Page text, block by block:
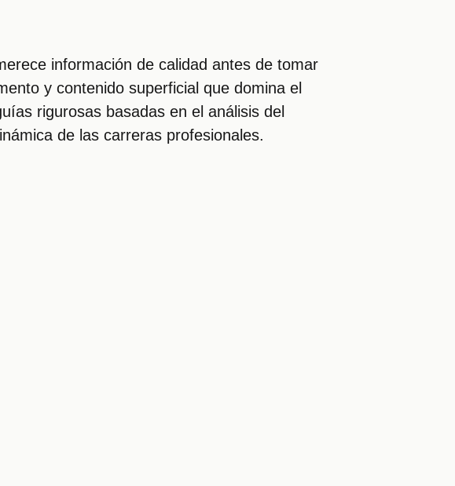
información de calidad antes de tomar
y contenido superficial que domina el
rigurosas basadas en el análisis del
de las carreras profesionales.